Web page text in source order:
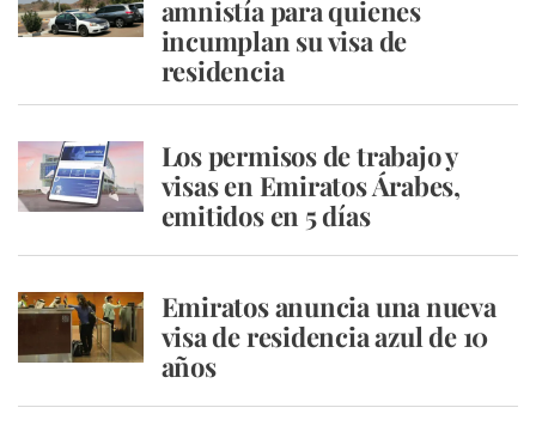
amnistía para quienes
incumplan su visa de
residencia
Los permisos de trabajo y
visas en Emiratos Árabes,
emitidos en 5 días
Emiratos anuncia una nueva
visa de residencia azul de 10
años